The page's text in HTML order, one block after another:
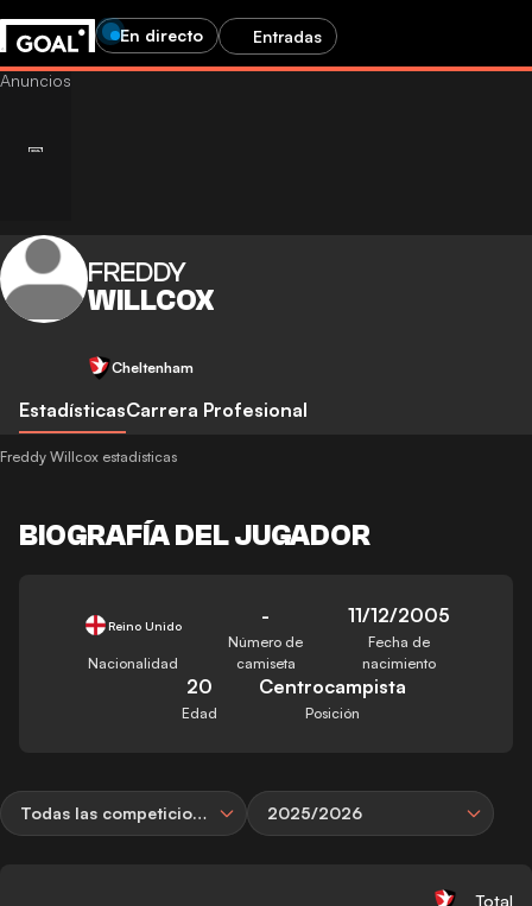
En directo Entradas
FREDDY
WILLCOX
Cheltenham
EstadísticasCarrera Profesional
Freddy Willcox estadísticas
BIOGRAFÍA DEL JUGADOR
Reino Unido
Nacionalidad
-
Número de
camiseta
11/12/2005
Fecha de
nacimiento
20
Edad
Centrocampista
Posición
Todas las competiciones 2025/2026
Total